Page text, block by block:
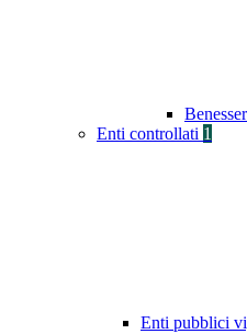
Enti controllati 1
Enti pubblici